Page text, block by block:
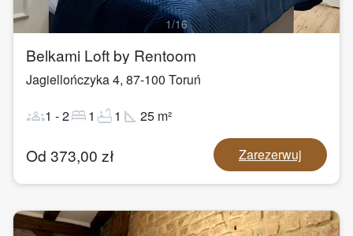
1/16
Belkami Loft by Rentoom
Jagiellończyka 4, 87-100 Toruń
groups1 -2bed1 bathtub1 square_foot 25 m²
Od 373,00 zł Zarezerwuj